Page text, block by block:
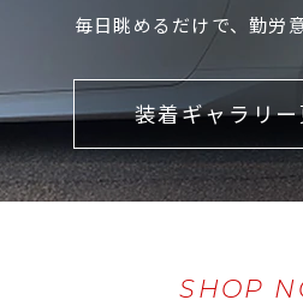
毎日眺めるだけで、勤労
装着ギャラリ
SHOP